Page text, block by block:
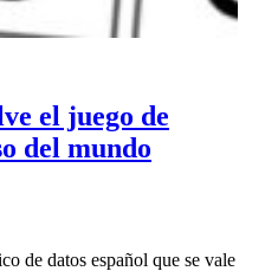
el juego de
del mundo
de datos español que se vale